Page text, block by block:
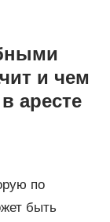
и чем
аресте
по
быть